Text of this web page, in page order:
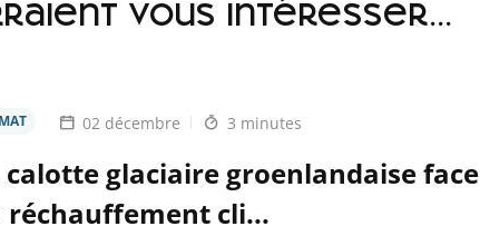
vous intéresser...
02 décembre 3 minutes
calotte glaciaire groenlandaise face
réchauffement cli...